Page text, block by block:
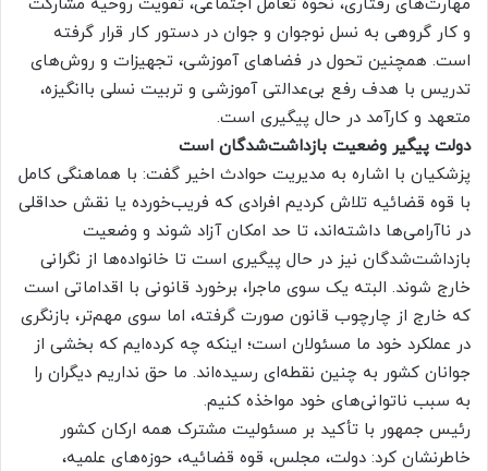
و کار گروهی به نسل نوجوان و جوان در دستور کار قرار گرفته
است. همچنین تحول در فضاهای آموزشی، تجهیزات و روش‌های
تدریس با هدف رفع بی‌عدالتی آموزشی و تربیت نسلی باانگیزه،
متعهد و کارآمد در حال پیگیری است.
دولت پیگیر وضعیت بازداشت‌شدگان است
پزشکیان با اشاره به مدیریت حوادث اخیر گفت: با هماهنگی کامل
با قوه قضائیه تلاش کردیم افرادی که فریب‌خورده یا نقش حداقلی
در ناآرامی‌ها داشته‌اند، تا حد امکان آزاد شوند و وضعیت
بازداشت‌شدگان نیز در حال پیگیری است تا خانواده‌ها از نگرانی
خارج شوند. البته یک سوی ماجرا، برخورد قانونی با اقداماتی است
که خارج از چارچوب قانون صورت گرفته، اما سوی مهم‌تر، بازنگری
در عملکرد خود ما مسئولان است؛ اینکه چه کرده‌ایم که بخشی از
جوانان کشور به چنین نقطه‌ای رسیده‌اند. ما حق نداریم دیگران را
به سبب ناتوانی‌های خود مواخذه کنیم.
رئیس جمهور با تأکید بر مسئولیت مشترک همه ارکان کشور
خاطرنشان کرد: دولت، مجلس، قوه قضائیه، حوزه‌های علمیه،